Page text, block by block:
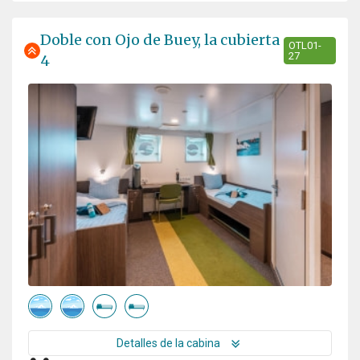
Doble con Ojo de Buey, la cubierta
4
OTL01-
27
Detalles de la cabina